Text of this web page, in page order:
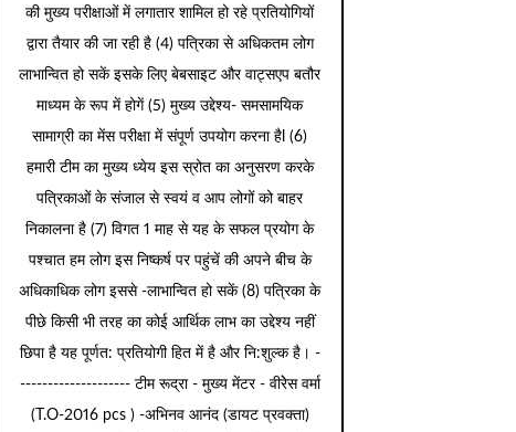
की मुख्य परीक्षाओं में लगातार शामिल हो रहे प्रतियोगियों
द्वारा तैयार की जा रही है (4) पत्रिका से अधिकतम लोग
लाभान्वित हो सकें इसके लिए बेबसाइट और वाट्सएप बतौर
माध्यम के रूप में होगें (5) मुख्य उद्देश्य- समसामयिक
सामाग्री का मेंस परीक्षा में संपूर्ण उपयोग करना हैl (6)
हमारी टीम का मुख्य ध्येय इस स्रोत का अनुसरण करके
पत्रिकाओं के संजाल से स्वयं व आप लोगों को बाहर
निकालना है (7) विगत 1 माह से यह के सफल प्रयोग के
पश्चात हम लोग इस निष्कर्ष पर पहुंचें की अपने बीच के
अधिकाधिक लोग इससे -लाभान्वित हो सकें (8) पत्रिका के
पीछे किसी भी तरह का कोई आर्थिक लाभ का उद्देश्य नहीं
छिपा है यह पूर्णत: प्रतियोगी हित में है और नि:शुल्क है। -
-------------------- टीम रूद्रा - मुख्य मेंटर - वीरेेस वर्मा
(T.O-2016 pcs ) -अभिनव आनंद (डायट प्रवक्ता)